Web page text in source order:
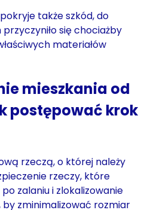
także szkód, do
się chociażby
materiałów
mieszkania od
postępować krok
rzeczą, o której należy
rzeczy, które
zalaniu i zlokalizowanie
by zminimalizować rozmiar